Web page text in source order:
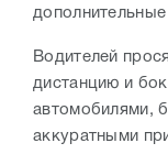
Водителей
дистанцию и
автомобилями,
аккуратными